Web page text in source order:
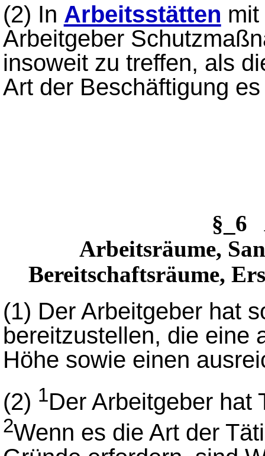
(2) In Arbeitsstätten
Arbeitgeber
insoweit zu treffen, als
Art der Beschäftigung
§_6
Arbeitsräume,
Bereitschaftsräume,
(1) Der Arbeitgeber hat
bereitzustellen, die eine
Höhe sowie einen
(2) 1Der Arbeitgeber hat
2Wenn es die Art der